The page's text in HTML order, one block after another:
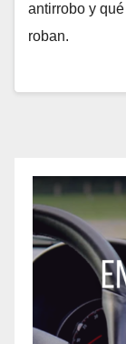
antirrobo y
roban.